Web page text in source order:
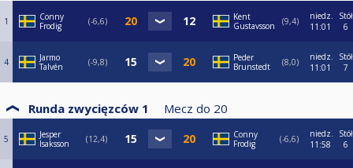
1
Conny
Frodig
-6,6
Kent
Gustavsson
9,4
niedz.
11:01
Stół
6
4
Jarmo
Talvén
-9,8
Peder
Brunstedt
8,0
niedz.
11:01
Stół
7
Runda zwycięzców 1 Mecz do 20
5
Jesper
Isaksson
12,4
Conny
Frodig
-6,6
niedz.
11:58
Stół
6